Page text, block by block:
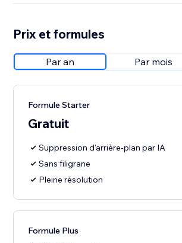
Prix et formules
Par an Par mois
Formule Starter
Gratuit
Suppression d'arrière-plan par IA
Sans filigrane
Pleine résolution
Formule Plus